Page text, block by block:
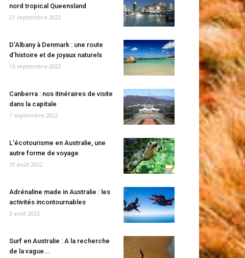
nord tropical Queensland
21 septembre 2022
D’Albany à Denmark : une route
d’histoire et de joyaux naturels
15 septembre 2022
Canberra : nos itinéraires de visite
dans la capitale
7 septembre 2022
L’écotourisme en Australie, une
autre forme de voyage
10 août 2022
Adrénaline made in Australie : les
activités incontournables
3 août 2022
Surf en Australie : A la recherche
de la vague...